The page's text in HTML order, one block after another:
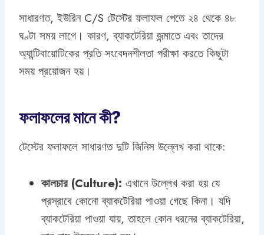
সাধারণত, ইউরিন C/S টেস্টের ফলাফল পেতে ২৪ থেকে ৪৮
ঘণ্টা সময় লাগে। কারণ, ব্যাকটেরিয়া জন্মাতে এবং তাদের
অ্যান্টিবায়োটিকের প্রতি সংবেদনশীলতা পরীক্ষা করতে কিছুটা
সময় প্রয়োজন হয়।
ফলাফলের মানে কী?
টেস্টের ফলাফলে সাধারণত দুটি জিনিস উল্লেখ করা থাকে:
কালচার (Culture): এখানে উল্লেখ করা হয় যে
প্রস্রাবে কোনো ব্যাকটেরিয়া পাওয়া গেছে কিনা। যদি
ব্যাকটেরিয়া পাওয়া যায়, তাহলে কোন ধরনের ব্যাকটেরিয়া,